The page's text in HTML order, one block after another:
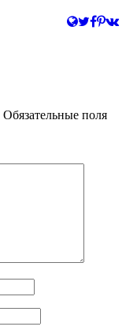
Обязательные поля